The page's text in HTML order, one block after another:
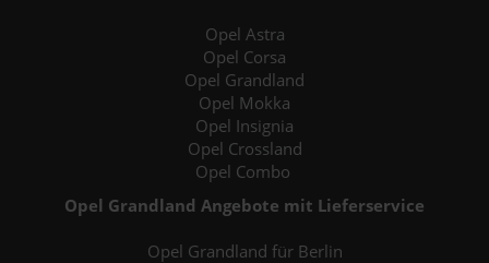
Opel Astra
Opel Corsa
Opel Grandland
Opel Mokka
Opel Insignia
Opel Crossland
Opel Combo
Opel Grandland Angebote mit Lieferservice
Opel Grandland für Berlin